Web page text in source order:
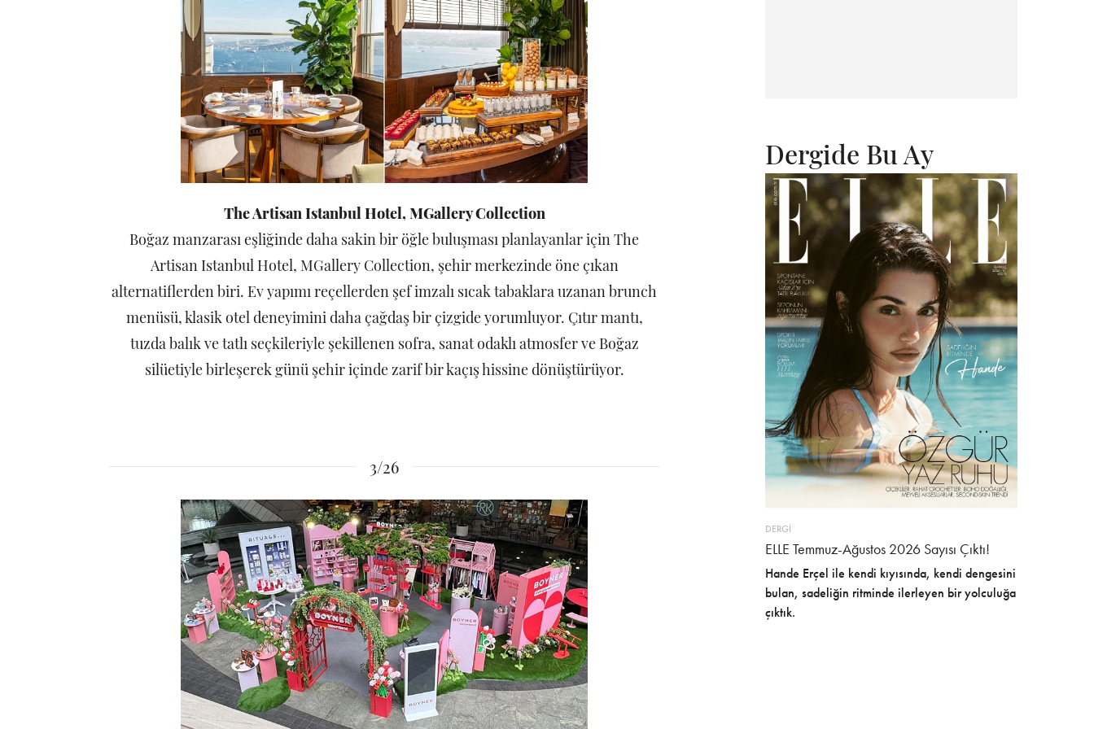
The Artisan Istanbul Hotel, MGallery Collection
Boğaz manzarası eşliğinde daha sakin bir öğle buluşması planlayanlar için The
Artisan Istanbul Hotel, MGallery Collection, şehir merkezinde öne çıkan
alternatiflerden biri. Ev yapımı reçellerden şef imzalı sıcak tabaklara uzanan brunch
menüsü, klasik otel deneyimini daha çağdaş bir çizgide yorumluyor. Çıtır mantı,
tuzda balık ve tatlı seçkileriyle şekillenen sofra, sanat odaklı atmosfer ve Boğaz
silüetiyle birleşerek günü şehir içinde zarif bir kaçış hissine dönüştürüyor.
3/26
Dergide Bu Ay
DERGİ
ELLE Temmuz-Ağustos 2026 Sayısı Çıktı!
Hande Erçel ile kendi kıyısında, kendi dengesini
bulan, sadeliğin ritminde ilerleyen bir yolculuğa
çıktık.